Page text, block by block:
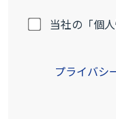
当社の「個
プライバシ